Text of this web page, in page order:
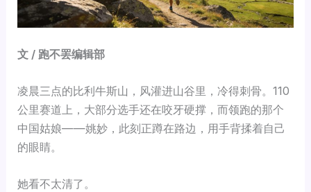
文 / 跑不罢编辑部
凌晨三点的比利牛斯山，风灌进山谷里，冷得刺骨。110
公里赛道上，大部分选手还在咬牙硬撑，而领跑的那个
中国姑娘——姚妙，此刻正蹲在路边，用手背揉着自己
的眼睛。
她看不太清了。